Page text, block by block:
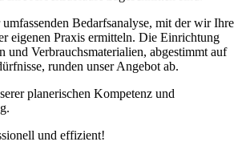
Bedarfsanalyse, mit der wir Ihre
eigenen Praxis ermitteln. Die Einrichtung
und Verbrauchsmaterialien, abgestimmt auf
runden unser Angebot ab.
planerischen Kompetenz und
und effizient!